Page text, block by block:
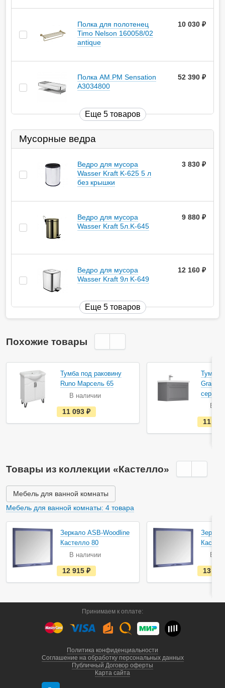
Полка для полотенец
Timo Nelson 160058/02
antique
10 030
Полка AM.PM Sensation
A3034800
52 390
Еще 5 товаров
Мусорные ведра
Ведро для мусора
Wasser Kraft K-625 5 л
без крышки
3 830
Ведро для мусора
Wasser Kraft 5л.K-645
9 880
Ведро для мусора
Wasser Kraft 9л K-649
12 160
Еще 5 товаров
Похожие товары
Тумба под раковину
Runo Марсель 65
В наличии
е
с
т
и
ч
и
11 093
Тумба
серая
В
11
Товары из коллекции «Кастелло»
Мебель для ванной комнаты
Мебель для ванной комнаты: 4 товара
Зеркало ASB-Woodline
Кастелло 80
В наличии
е
с
т
н
а
и
ч
12 915
В
13
Принимаем к оплате:
Политика конфиденциальности
Соглашение на обработку персональных данных
Публичный Договор оферты
Карта сайта